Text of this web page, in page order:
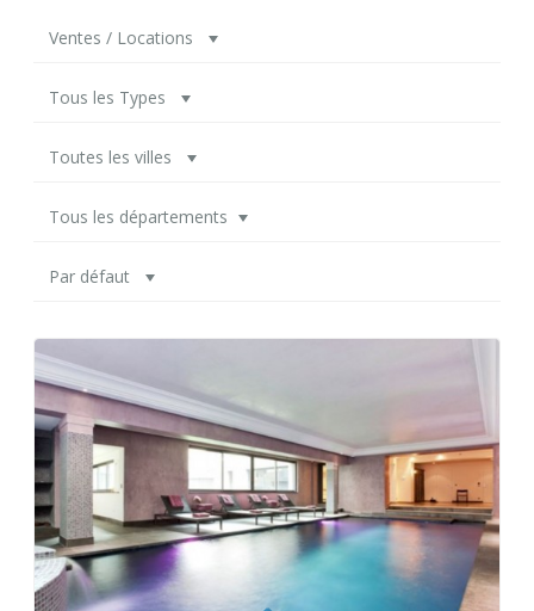
Ventes / Locations
Tous les Types
Toutes les villes
Tous les départements
Par défaut